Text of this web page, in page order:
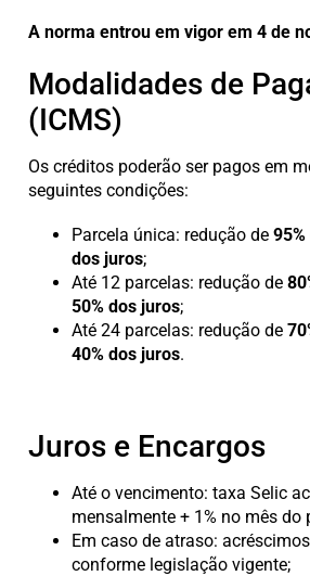
A norma entrou em vigor em 4 de
Modalidades de
(ICMS)
Os créditos poderão ser pagos em
seguintes condições:
Parcela única: redução de
dos juros;
Até 12 parcelas: redução de
50% dos juros;
Até 24 parcelas: redução de
40% dos juros.
Juros e Encargos
Até o vencimento: taxa Selic
mensalmente + 1% no mês do
Em caso de atraso:
conforme legislação vigente;